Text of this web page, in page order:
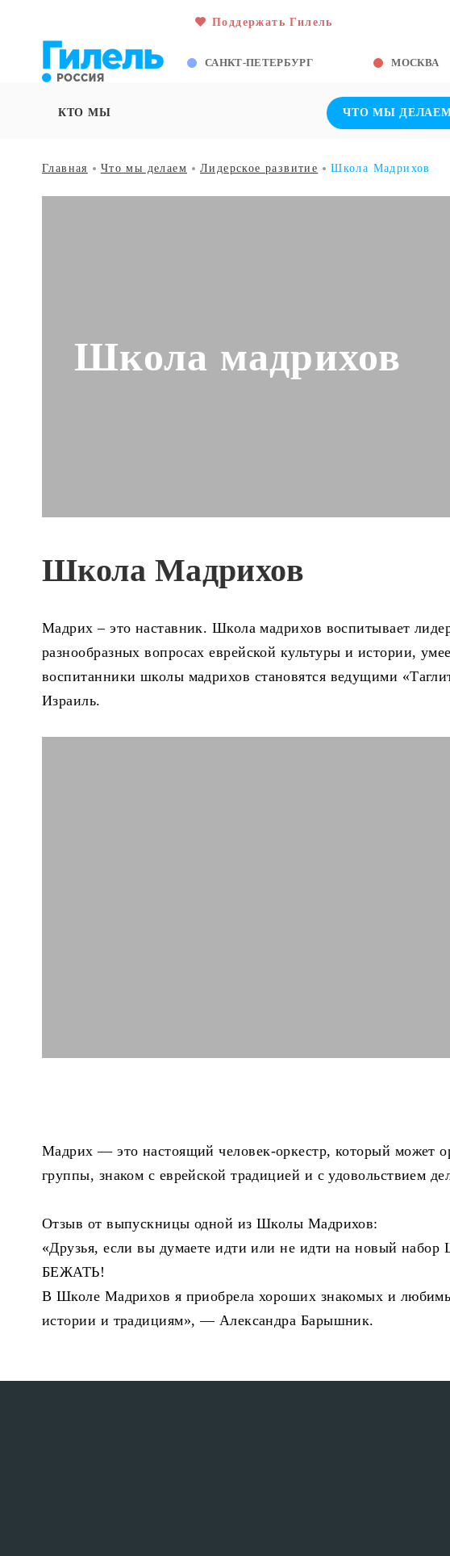
Поддержать Гилель
САНКТ-ПЕТЕРБУРГ МОСКВА
КТО МЫ ЧТО МЫ
Главная Что мы делаем Лидерское развитие Школа Мадрихов
Школа мадрихов
Школа Мадрихов
Мадрих – это наставник. Школа мадрихов воспитывает
разнообразных вопросах еврейской культуры и истории,
воспитанники школы мадрихов становятся ведущими
Израиль.
Мадрих — это настоящий человек-оркестр, который может
группы, знаком с еврейской традицией и с удовольствием
Отзыв от выпускницы одной из Школы Мадрихов:
«Друзья, если вы думаете идти или не идти на новый
БЕЖАТЬ!
В Школе Мадрихов я приобрела хороших знакомых и
истории и традициям», — Александра Барышник.